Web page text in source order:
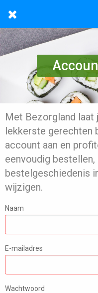
Met Bezorgland laat
lekkerste gerechten
account aan en
eenvoudig
bestelgeschiedenis
wijzigen.
Naam
E-mailadres
Wachtwoord